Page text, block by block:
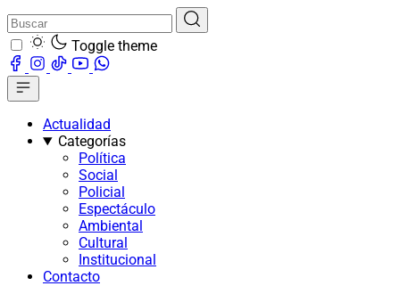
Toggle theme
Actualidad
Categorías
Política
Social
Policial
Espectáculo
Ambiental
Cultural
Institucional
Contacto